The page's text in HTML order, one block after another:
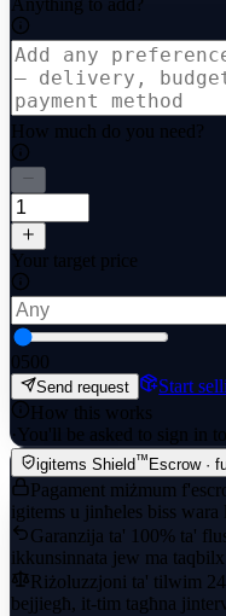
Anything to add?
How much do you need?
Your target price
0500
Send request
Start
How this works
·You'll be asked to sign in
igitems Shield™ Escrow ·
Pagament miżmum
igitems u jinħeles biss
Garanzija ta' 100% ta'
ikkunsinnata jew ma
Riżoluzzjoni ta' tilwim
bejjiegħ, it-tim tagħna